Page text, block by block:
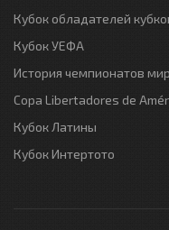
Кубок обладателей
Кубок УЕФА
История чемпионатов
Copa Libertadores de
Кубок Латины
Кубок Интертото